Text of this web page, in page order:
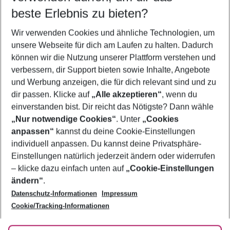
Familienurlaub Costa del Azahar
Pauschalreisen Costa del Azahar
Flug & Hotel Costa del Azahar
Last Minute Costa del Azahar
Urlaub Costa del Azahar
Footer
Footer navigation
Über uns
AGB
Bestpreisgarantie
Cookie-Einstellungen ändern
Cookie-Richtlinie
Agenturbetreuung
Barrierefreies Reisen
Folge uns
beste Erlebnis zu bieten?
Wir verwenden Cookies und ähnliche Technologien, um
unsere Webseite für dich am Laufen zu halten. Dadurch
können wir die Nutzung unserer Plattform verstehen und
verbessern, dir Support bieten sowie Inhalte, Angebote
und Werbung anzeigen, die für dich relevant sind und zu
dir passen. Klicke auf „Alle akzeptieren“, wenn du
einverstanden bist. Dir reicht das Nötigste? Dann wähle
„Nur notwendige Cookies“. Unter „Cookies
anpassen“ kannst du deine Cookie-Einstellungen
individuell anpassen. Du kannst deine Privatsphäre-
Einstellungen natürlich jederzeit ändern oder widerrufen
– klicke dazu einfach unten auf „Cookie-Einstellungen
ändern“.
Datenschutz-Informationen
Impressum
Cookie/Tracking-Informationen